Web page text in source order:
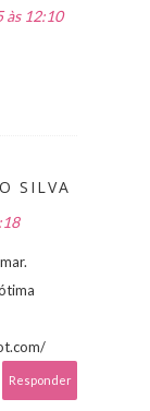
às 12:10
SILVA
Responder